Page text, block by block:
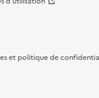
et politique de